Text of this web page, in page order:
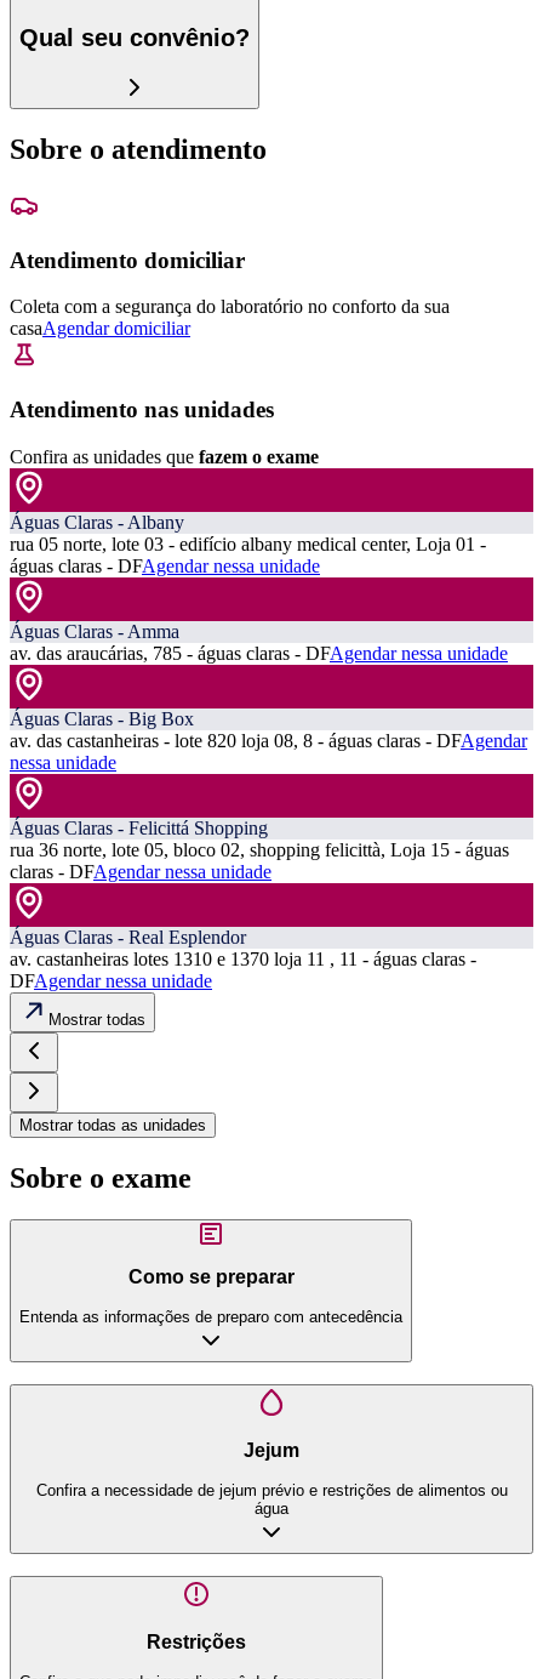
Qual seu convênio?
Sobre o atendimento
Atendimento domiciliar
Coleta com a segurança do laboratório no conforto da sua
casaAgendar domiciliar
Atendimento nas unidades
Confira as unidades que fazem o exame
Águas Claras - Albany
rua 05 norte, lote 03 - edifício albany medical center, Loja 01 -
águas claras - DFAgendar nessa unidade
Águas Claras - Amma
av. das araucárias, 785 - águas claras - DFAgendar nessa unidade
Águas Claras - Big Box
av. das castanheiras - lote 820 loja 08, 8 - águas claras - DFAgendar
nessa unidade
Águas Claras - Felicittá Shopping
rua 36 norte, lote 05, bloco 02, shopping felicittà, Loja 15 - águas
claras - DFAgendar nessa unidade
Águas Claras - Real Esplendor
av. castanheiras lotes 1310 e 1370 loja 11 , 11 - águas claras -
DFAgendar nessa unidade
Mostrar todas
Mostrar todas as unidades
Sobre o exame
Como se preparar
Entenda as informações de preparo com antecedência
Jejum
Confira a necessidade de jejum prévio e restrições de alimentos ou
água
Restrições